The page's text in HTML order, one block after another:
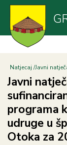
Skoči
glavni
sadržaj
Natjecaj Javni
Javni
programa
udruge u
Otoka za